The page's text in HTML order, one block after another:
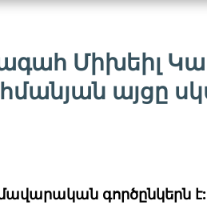
Միխեիլ
այցը
գործընկերն